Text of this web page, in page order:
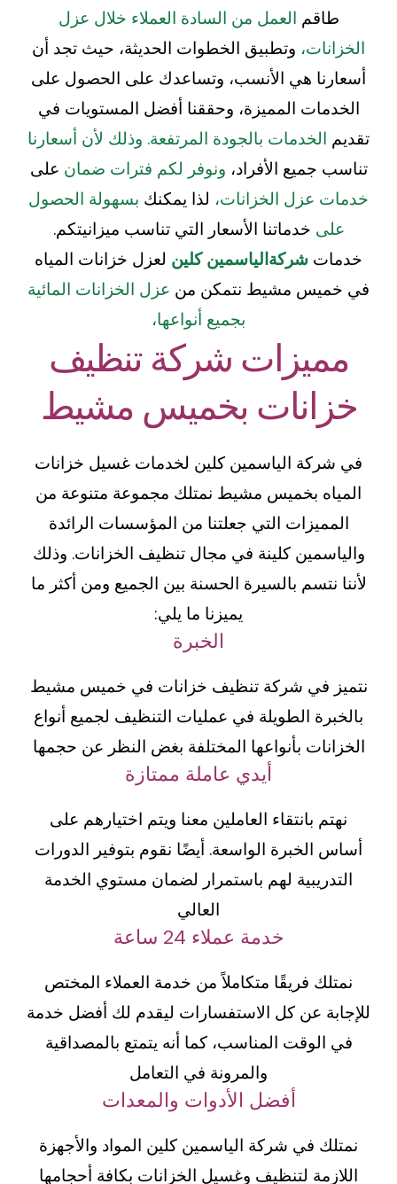
طاقم العمل من السادة العملاء خلال عزل
الخزانات، وتطبيق الخطوات الحديثة، حيث تجد أن
أسعارنا هي الأنسب، وتساعدك على الحصول على
الخدمات المميزة، وحققنا أفضل المستويات في
تقديم الخدمات بالجودة المرتفعة. وذلك لأن أسعارنا
تناسب جميع الأفراد، ونوفر لكم فترات ضمان على
خدمات عزل الخزانات، لذا يمكنك بسهولة الحصول
على خدماتنا الأسعار التي تناسب ميزانيتكم.
خدمات شركةالياسمين كلين لعزل خزانات المياه
في خميس مشيط نتمكن من عزل الخزانات المائية
بجميع أنواعها،
مميزات شركة تنظيف
خزانات بخميس مشيط
في شركة الياسمين كلين لخدمات غسيل خزانات
المياه بخميس مشيط نمتلك مجموعة متنوعة من
المميزات التي جعلتنا من المؤسسات الرائدة
والياسمين كلينة في مجال تنظيف الخزانات. وذلك
لأننا نتسم بالسيرة الحسنة بين الجميع ومن أكثر ما
يميزنا ما يلي:
الخبرة
نتميز في شركة تنظيف خزانات في خميس مشيط
بالخبرة الطويلة في عمليات التنظيف لجميع أنواع
الخزانات بأنواعها المختلفة بغض النظر عن حجمها
أيدي عاملة ممتازة
نهتم بانتقاء العاملين معنا ويتم اختيارهم على
أساس الخبرة الواسعة. أيضًا نقوم بتوفير الدورات
التدريبية لهم باستمرار لضمان مستوي الخدمة
العالي
خدمة عملاء 24 ساعة
نمتلك فريقًا متكاملاً من خدمة العملاء المختص
للإجابة عن كل الاستفسارات ليقدم لك أفضل خدمة
في الوقت المناسب، كما أنه يتمتع بالمصداقية
والمرونة في التعامل
أفضل الأدوات والمعدات
نمتلك في شركة الياسمين كلين المواد والأجهزة
اللازمة لتنظيف وغسيل الخزانات بكافة أحجامها